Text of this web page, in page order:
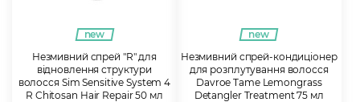
new
Незмивний спрей "R" для
відновлення структури
волосся Sim Sensitive System 4
R Chitosan Hair Repair 50 мл
new
Незмивний спрей-кондиціонер
для розплутування волосся
Davroe Tame Lemongrass
Detangler Treatment 75 мл